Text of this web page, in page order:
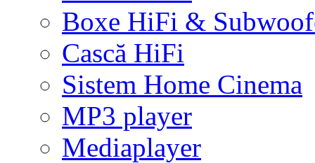
Boxe HiFi &
Cască HiFi
Sistem Home Cinema
MP3 player
Mediaplayer